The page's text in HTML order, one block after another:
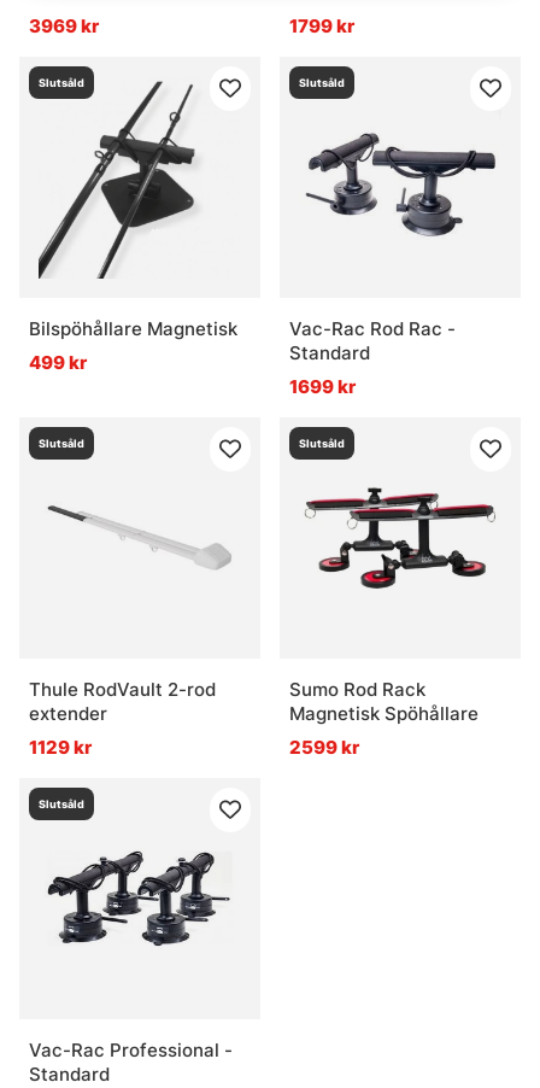
3969 kr
1799 kr
Slutsåld
Bilspöhållare Magnetisk
499 kr
Slutsåld
Vac-Rac Rod Rac -
Standard
1699 kr
Slutsåld
Thule RodVault 2-rod
extender
1129 kr
Slutsåld
Sumo Rod Rack
Magnetisk Spöhållare
2599 kr
Slutsåld
Vac-Rac Professional -
Standard